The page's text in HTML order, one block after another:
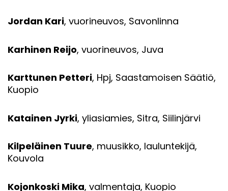
Jordan Kari, vuorineuvos, Savonlinna
Karhinen Reijo, vuorineuvos, Juva
Karttunen Petteri, Hpj, Saastamoisen Säätiö,
Kuopio
Katainen Jyrki, yliasiamies, Sitra, Siilinjärvi
Kilpeläinen Tuure, muusikko, lauluntekijä,
Kouvola
Kojonkoski Mika, valmentaja, Kuopio